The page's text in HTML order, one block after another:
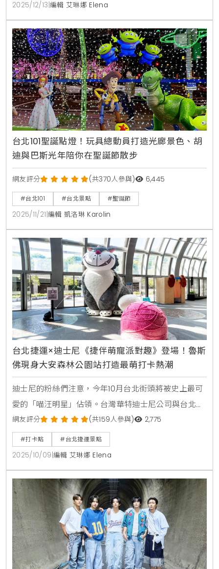
2025/12/13 編輯 艾琳娜 Elena
台北101聖誕點燈！玩具總動員打造光廊景色、胡
迪與巴斯光年陪你在聖誕節散步
網友評分 (共370人參與) 6,445
#台北101 #台北景點 #聖誕節
2025/11/21 編輯 凱洛琳 Karolin
台北捷運×迪士尼《捷伴萌寵派對趣》登場！魯斯
佛現身大安森林公園站打造最萌打卡熱潮
迪士尼的粉絲們注意，今年10月台北街頭將被史上最可
愛的「喵汪明星」佔領。台灣華特迪士尼公司與台北捷
運公司攜手合作，集結多部經典動畫的超人氣貓狗角
色，共同推出「捷伴萌寵派對趣」主題活動，自10月3
日起至10月26日止，於台北捷運大安森林公園站盛大展
開，現場不僅有巨型角色氣偶，更有主題彩繪列車與一
系列獨家商品，邀請所有民眾一同進入迪士尼的奇幻世
界，享受被萌寵包圍的幸福時光。大安森林公園站化身
萌寵樂園，
網友評分 (共159人參與) 2,775
#打卡點 #台北捷運景點
2025/10/09 編輯 艾琳娜 Elena